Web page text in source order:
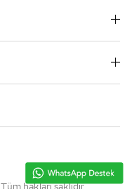
. Tüm hakları saklıdır.